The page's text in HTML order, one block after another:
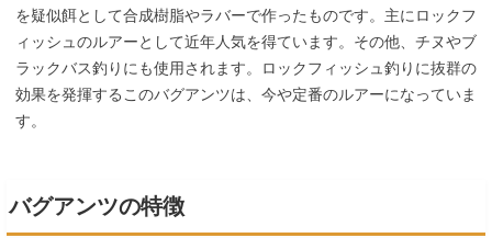
を疑似餌として合成樹脂やラバーで作ったものです。主にロックフ
ィッシュのルアーとして近年人気を得ています。その他、チヌやブ
ラックバス釣りにも使用されます。ロックフィッシュ釣りに抜群の
効果を発揮するこのバグアンツは、今や定番のルアーになっていま
す。
バグアンツの特徴